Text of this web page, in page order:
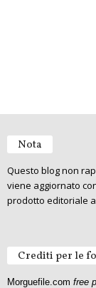
Nota
Questo blog non
viene aggiornato
prodotto editoriale
Crediti per le
Morguefile.com free